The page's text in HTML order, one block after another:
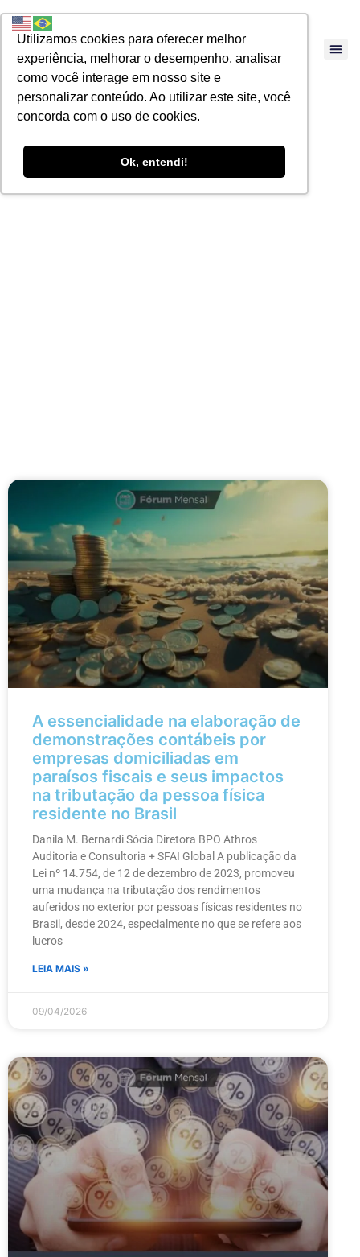
Utilizamos cookies para oferecer melhor
experiência, melhorar o desempenho, analisar
como você interage em nosso site e
personalizar conteúdo. Ao utilizar este site, você
concorda com o uso de cookies.
Ok, entendi!
A essencialidade na elaboração de
demonstrações contábeis por
empresas domiciliadas em
paraísos fiscais e seus impactos
na tributação da pessoa física
residente no Brasil
Danila M. Bernardi Sócia Diretora BPO Athros
Auditoria e Consultoria + SFAI Global A publicação da
Lei nº 14.754, de 12 de dezembro de 2023, promoveu
uma mudança na tributação dos rendimentos
auferidos no exterior por pessoas físicas residentes no
Brasil, desde 2024, especialmente no que se refere aos
lucros
LEIA MAIS »
09/04/2026